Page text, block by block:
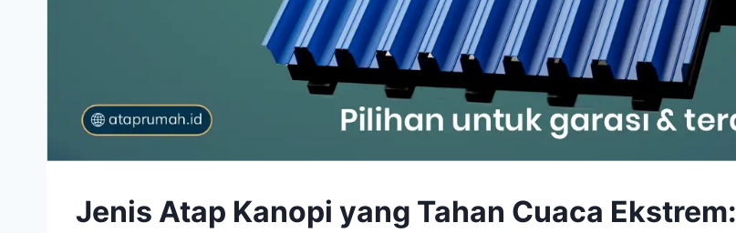
Jenis Atap Kanopi yang Tahan Cuaca Ekstrem: